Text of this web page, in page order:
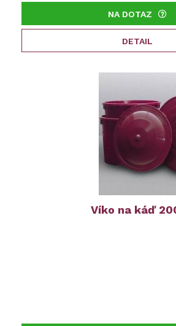
NA DOTAZ
DETAIL
Víko na káď